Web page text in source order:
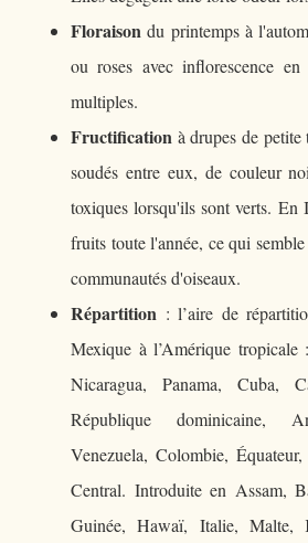
Floraison du printemps à
ou roses avec inflorescence
multiples.
Fructification à drupes de
soudés entre eux, de couleur
toxiques lorsqu'ils sont verts. En
fruits toute l'année, ce qui
communautés d'oiseaux.
Répartition : l’aire de
Mexique à l’Amérique tropicale
Nicaragua, Panama, Cuba,
République dominicaine,
Venezuela, Colombie,
Central. Introduite en Assam,
Guinée, Hawaï, Italie, Malte,